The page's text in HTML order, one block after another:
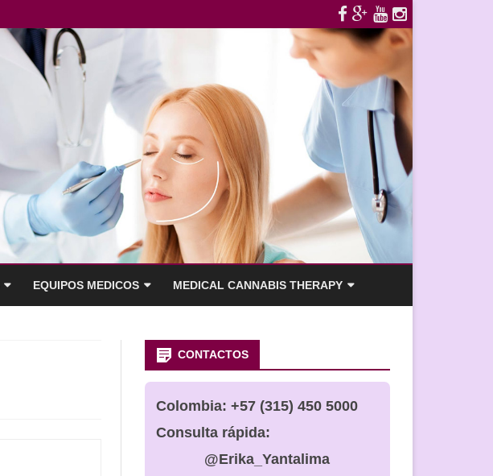
EQUIPOS MEDICOS
LIPOSUCCION POR ASPIRACION
MEDICAL CANNABIS THERAPY
HEADACHE CLINIC IN EUROPE
INTEGRATION WITH CRRU
CONTACTOS
Colombia:+57 (315) 450 5000
Consulta rápida:
@Erika_Yantalima